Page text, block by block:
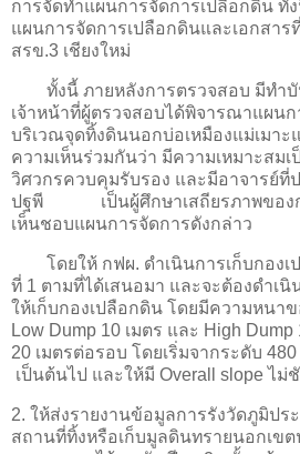
การจัดทำแผนการจัดการเปลือกดิน ทั้
แผนการจัดการเปลือกดินและเอกสาร
สรข.3 เชียงใหม่
ทั้งนี้ ภายหลังการตรวจสอบ มีทำ
เจ้าหน้าที่ผู้ตรวจสอบได้พิจารณาแผน
บริเวณจุดทิ้งดินนอกบ่อเหมืองแม่เมาะ
ความเห็นร่วมกันว่า มีความเหมาะสม
วิศวกรควบคุมรับรอง และมีอาจารย์ที่
ปฐพี เป็นผู้ศึกษาเสถียรภาพของกา
เห็นชอบแผนการจัดการดังกล่าว
โดยให้ กฟผ. ดำเนินการเก็บกอง
ที่ 1 ตามที่ได้เสนอมา และจะต้องดำเนิ
ให้เก็บกองเปลือกดิน โดยมีความหนา
Low Dump 10 เมตร และ High
20 เมตรต่อรอบ โดยเริ่มจากระดับ
เป็นต้นไป และให้มี Overall slope ไม่
2. ให้ส่งรายงานข้อมูลการรังวัดภูมิป
สถานที่ทิ้งหรือเก็บมูลดินทรายนอกเข